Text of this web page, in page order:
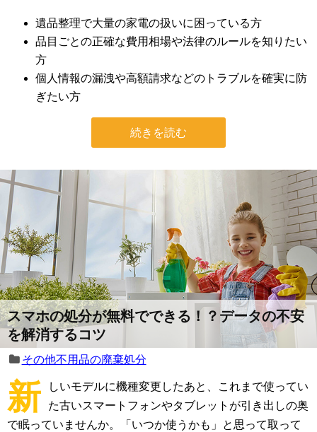
遺品整理で大量の家電の扱いに困っている方
品目ごとの正確な費用相場や法律のルールを知りたい
方
個人情報の漏洩や高額請求などのトラブルを確実に防
ぎたい方
続きを読む
スマホの処分が無料でできる！？データの不安
を解消するコツ
その他不用品の廃棄処分
新
しいモデルに機種変更したあと、これまで使ってい
た古いスマートフォンやタブレットが引き出しの奥
で眠っていませんか。「いつか使うかも」と思って取って